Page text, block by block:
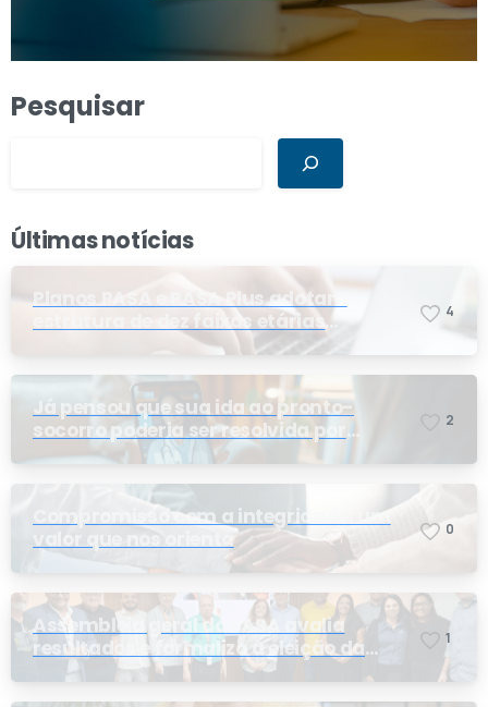
Pesquisar
Últimas notícias
Planos PASA e PASA Plus adotam
estrutura de dez faixas etárias
conforme exigência da ANS e do STF
4
Já pensou que sua ida ao pronto-
socorro poderia ser resolvida por
telemedicina?
2
Compromisso com a integridade: um
valor que nos orienta
0
Assembleia geral do PASA avalia
resultados e formaliza a eleição da
nova conselheira
1